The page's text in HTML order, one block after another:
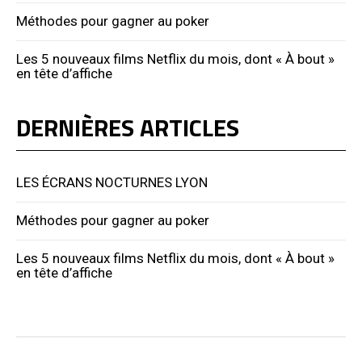
Méthodes pour gagner au poker
Les 5 nouveaux films Netflix du mois, dont « À bout »
en tête d’affiche
DERNIÈRES ARTICLES
LES ÉCRANS NOCTURNES LYON
Méthodes pour gagner au poker
Les 5 nouveaux films Netflix du mois, dont « À bout »
en tête d’affiche